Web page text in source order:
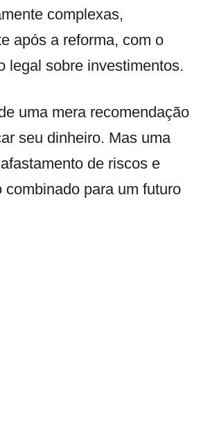
complexas,
após a reforma, com o
legal sobre investimentos.
uma mera recomendação
seu dinheiro. Mas uma
de riscos e
combinado para um futuro